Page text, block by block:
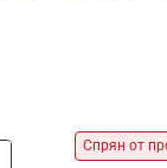
Спрян от